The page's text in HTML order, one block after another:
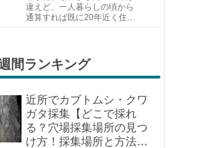
違えど、一人暮らしの頃から
通算すれば既に20年近く住ん
す。そして、それは2号嫁も同
じようで、夏祭りが近いづい...
間ランキング
近所でカブトムシ・クワ
ガタ採集【どこで採れ
る？穴場採集場所の見つ
け方！採集場所と方法や